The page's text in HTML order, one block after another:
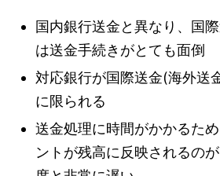
国内銀行送金と異なり、国
は送金手続きがとても面倒
対応銀行が国際送金(海外送
に限られる
送金処理に時間がかかるた
ントが残高に反映されるの